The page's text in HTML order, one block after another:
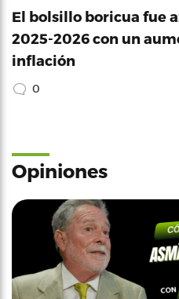
El bolsillo boricua fue
2025-2026 con un
inflación
0
Opiniones